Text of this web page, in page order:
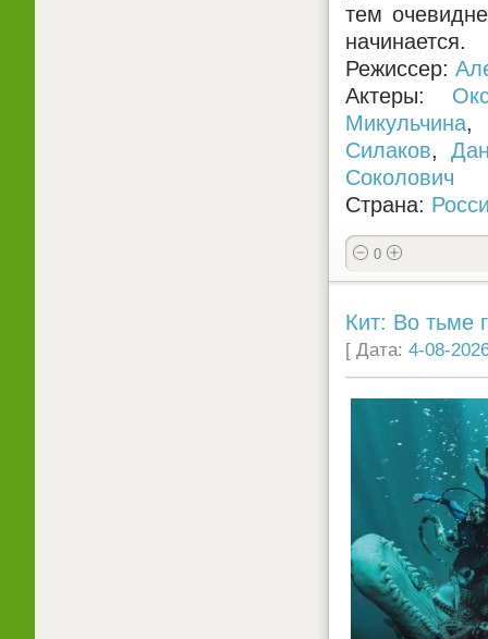
тем
начинается.
Режиссер:
Актеры:
Микульчина
Силаков,
Соколович
Страна:
0
Кит: Во тьме
[ Дата: 4-08-